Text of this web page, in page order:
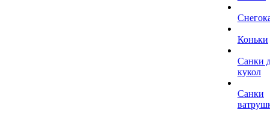
Коньки
Санки
кукол
Санки